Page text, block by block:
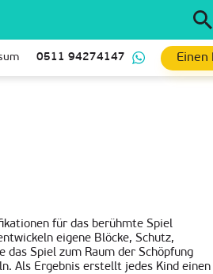
0511 94274147 Einen
für das berühmte Spiel
eigene Blöcke, Schutz,
das Spiel zum Raum der Schöpfung
Als Ergebnis erstellt jedes Kind einen